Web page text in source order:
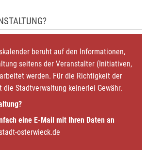
beruht auf den Informationen,
seitens der Veranstalter (Initiativen,
werden. Für die Richtigkeit der
die Stadtverwaltung keinerlei Gewähr.
eine E-Mail mit Ihren Daten an
osterwieck.de